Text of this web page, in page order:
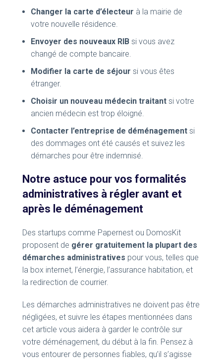
Changer la carte d’électeur à la mairie de
votre nouvelle résidence.
Envoyer des nouveaux RIB si vous avez
changé de compte bancaire.
Modifier la carte de séjour si vous êtes
étranger.
Choisir un nouveau médecin traitant si votre
ancien médecin est trop éloigné.
Contacter l’entreprise de déménagement si
des dommages ont été causés et suivez les
démarches pour être indemnisé.
Notre astuce pour vos formalités
administratives à régler avant et
après le déménagement
Des startups comme Papernest ou DomosKit
proposent de gérer gratuitement la plupart des
démarches administratives pour vous, telles que
la box internet, l’énergie, l’assurance habitation, et
la redirection de courrier.
Les démarches administratives ne doivent pas être
négligées, et suivre les étapes mentionnées dans
cet article vous aidera à garder le contrôle sur
votre déménagement, du début à la fin. Pensez à
vous entourer de personnes fiables, qu’il s’agisse